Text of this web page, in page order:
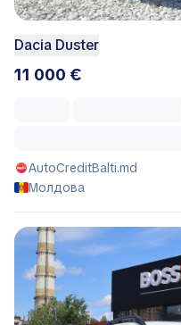
Dacia Duster
11 000 €
AutoCreditBalti.md
Молдова